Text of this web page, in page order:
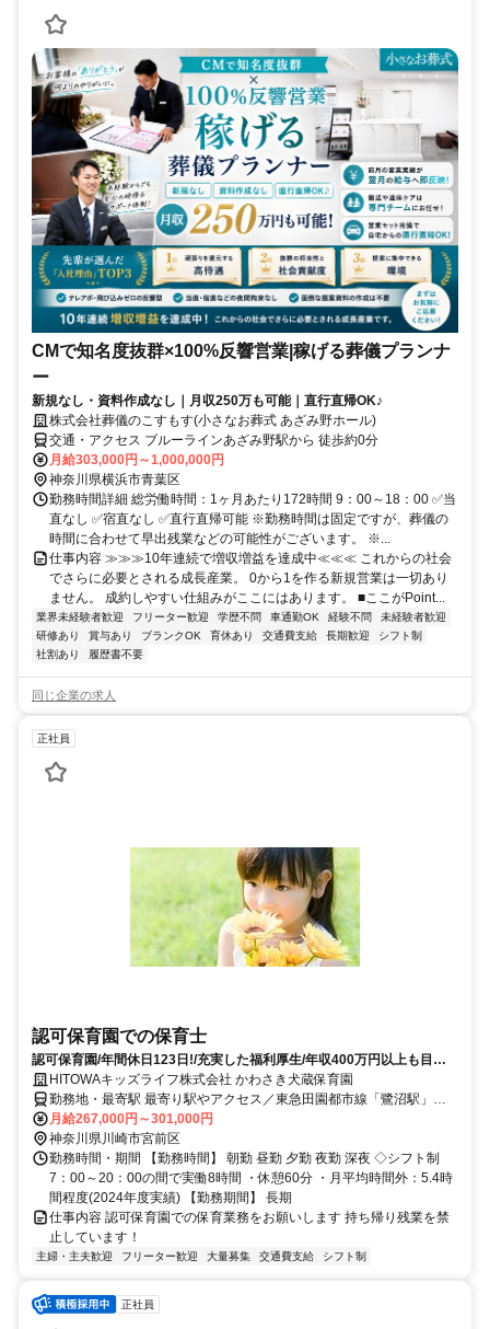
CMで知名度抜群×100%反響営業|稼げる葬儀プランナ
ー
新規なし・資料作成なし｜月収250万も可能｜直行直帰OK♪
株式会社葬儀のこすもす(小さなお葬式 あざみ野ホール)
交通・アクセス ブルーラインあざみ野駅から 徒歩約0分
月給303,000円～1,000,000円
神奈川県横浜市青葉区
勤務時間詳細 総労働時間：1ヶ月あたり172時間 9：00～18：00 ✅当
直なし ✅宿直なし ✅直行直帰可能 ※勤務時間は固定ですが、葬儀の
時間に合わせて早出残業などの可能性がございます。 ※...
仕事内容 ≫≫≫10年連続で増収増益を達成中≪≪≪ これからの社会
でさらに必要とされる成長産業。 0から1を作る新規営業は一切あり
ません。 成約しやすい仕組みがここにはあります。 ■ここがPoint...
業界未経験者歓迎 フリーター歓迎 学歴不問 車通勤OK 経験不問
未経験者歓迎
研修あり
賞与あり ブランクOK 育休あり 交通費支給 長期歓迎
シフト制
社割あり
履歴書不要
同じ企業の求人
正社員
認可保育園での保育士
認可保育園/年間休日123日!/充実した福利厚生/年収400万円以上も目指
せる/退職金制度あり/日曜固定休み
HITOWAキッズライフ株式会社 かわさき犬蔵保育園
勤務地・最寄駅 最寄り駅やアクセス／東急田園都市線「鷺沼駅」北
口 徒歩13分
月給267,000円～301,000円
神奈川県川崎市宮前区
勤務時間・期間 【勤務時間】 朝勤 昼勤 夕勤 夜勤 深夜 ◇シフト制
7：00～20：00の間で実働8時間 ・休憩60分 ・月平均時間外：5.4時
間程度(2024年度実績) 【勤務期間】 長期
仕事内容 認可保育園での保育業務をお願いします 持ち帰り残業を禁
止しています！
主婦・主夫歓迎 フリーター歓迎 大量募集 交通費支給 シフト制
正社員